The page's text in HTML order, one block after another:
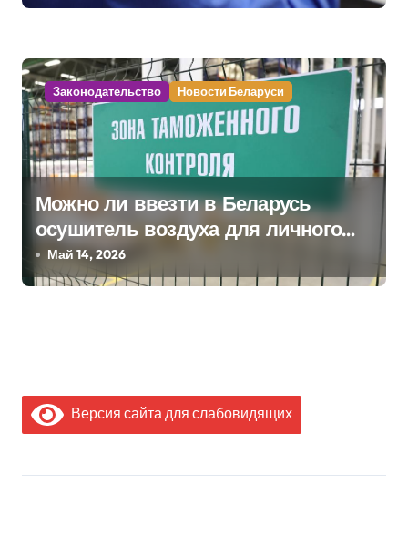
Законодательство Новости Беларуси
Можно ли ввезти в Беларусь
осушитель воздуха для личного
пользования?
Май 14, 2026
Версия сайта для слабовидящих